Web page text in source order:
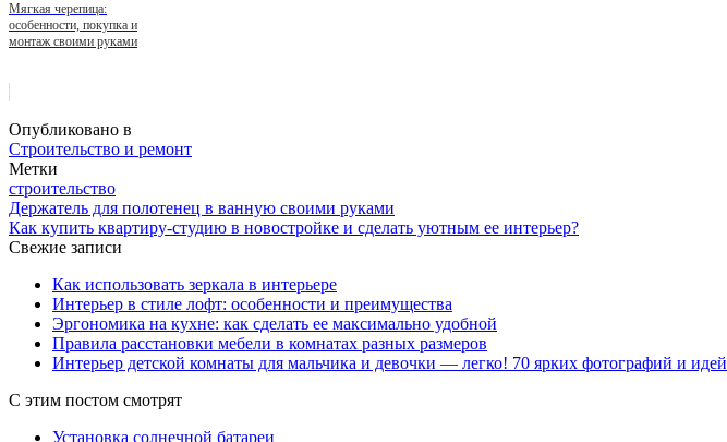
Мягкая черепица:
особенности, покупка и
монтаж своими руками
Опубликовано в
Строительство и ремонт
Метки
строительство
Держатель для полотенец в ванную своими руками
Как купить квартиру-студию в новостройке и сделать уютным ее интерьер?
Свежие записи
Как использовать зеркала в интерьере
Интерьер в стиле лофт: особенности и преимущества
Эргономика на кухне: как сделать ее максимально удобной
Правила расстановки мебели в комнатах разных размеров
Интерьер детской комнаты для мальчика и девочки — легко! 70 ярких фотографий и идей
С этим постом смотрят
Установка солнечной батареи